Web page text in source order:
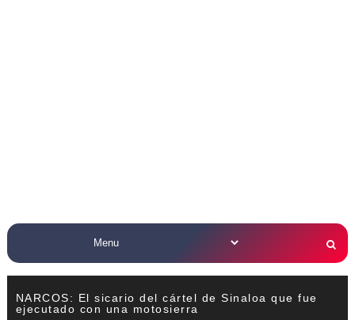
NARCOS: El sicario del cártel de Sinaloa que fue
ejecutado con una motosierra